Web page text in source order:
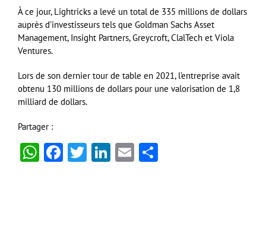
À ce jour, Lightricks a levé un total de 335 millions de dollars
auprès d’investisseurs tels que Goldman Sachs Asset
Management, Insight Partners, Greycroft, ClalTech et Viola
Ventures.
Lors de son dernier tour de table en 2021, l’entreprise avait
obtenu 130 millions de dollars pour une valorisation de 1,8
milliard de dollars.
Partager :
WhatsApp
Facebook
Twitter
LinkedIn
Email